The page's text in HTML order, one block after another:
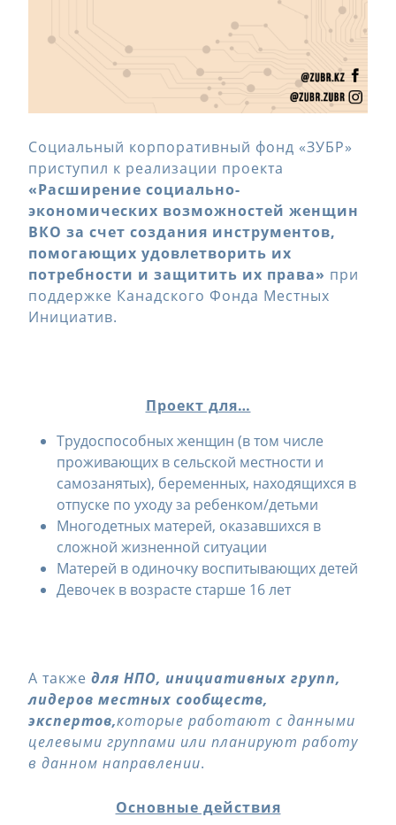
Социальный корпоративный фонд «ЗУБР»
приступил к реализации проекта
«Расширение социально-
экономических возможностей женщин
ВКО за счет создания инструментов,
помогающих удовлетворить их
потребности и защитить их права» при
поддержке Канадского Фонда Местных
Инициатив.
Проект для…
Трудоспособных женщин (в том числе
проживающих в сельской местности и
самозанятых), беременных, находящихся в
отпуске по уходу за ребенком/детьми
Многодетных матерей, оказавшихся в
сложной жизненной ситуации
Матерей в одиночку воспитывающих детей
Девочек в возрасте старше 16 лет
А также для НПО, инициативных групп,
лидеров местных сообществ,
экспертов,которые работают с данными
целевыми группами или планируют работу
в данном направлении.
Основные действия